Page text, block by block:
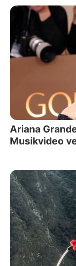
Ariana
Musikvideo